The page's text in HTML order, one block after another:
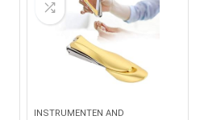
INSTRUMENTEN AND